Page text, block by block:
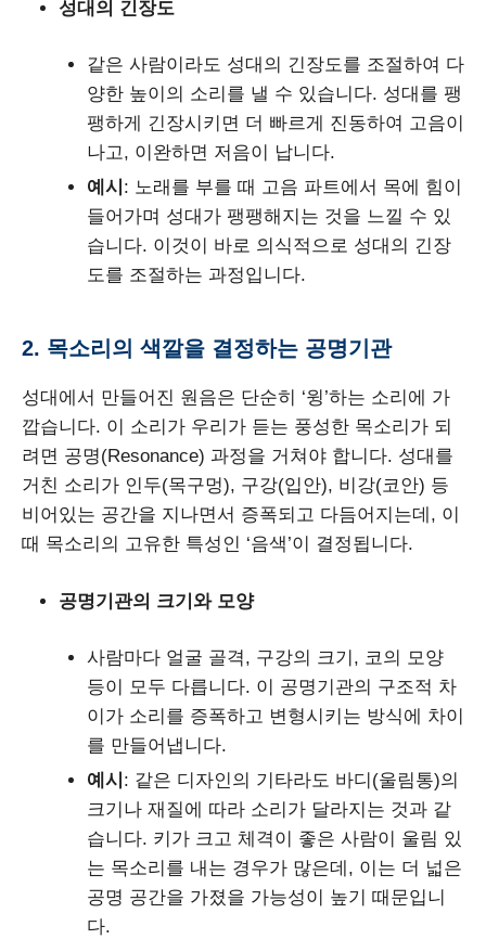
성대의 긴장도
같은 사람이라도 성대의 긴장도를 조절하여 다
양한 높이의 소리를 낼 수 있습니다. 성대를 팽
팽하게 긴장시키면 더 빠르게 진동하여 고음이
나고, 이완하면 저음이 납니다.
예시 : 노래를 부를 때 고음 파트에서 목에 힘이
들어가며 성대가 팽팽해지는 것을 느낄 수 있
습니다. 이것이 바로 의식적으로 성대의 긴장
도를 조절하는 과정입니다.
2. 목소리의 색깔을 결정하는 공명기관
성대에서 만들어진 원음은 단순히 ‘윙’하는 소리에 가
깝습니다. 이 소리가 우리가 듣는 풍성한 목소리가 되
려면 공명(Resonance) 과정을 거쳐야 합니다. 성대를
거친 소리가 인두(목구멍), 구강(입안), 비강(코안) 등
비어있는 공간을 지나면서 증폭되고 다듬어지는데, 이
때 목소리의 고유한 특성인 ‘음색’이 결정됩니다.
공명기관의 크기와 모양
사람마다 얼굴 골격, 구강의 크기, 코의 모양
등이 모두 다릅니다. 이 공명기관의 구조적 차
이가 소리를 증폭하고 변형시키는 방식에 차이
를 만들어냅니다.
예시 : 같은 디자인의 기타라도 바디(울림통)의
크기나 재질에 따라 소리가 달라지는 것과 같
습니다. 키가 크고 체격이 좋은 사람이 울림 있
는 목소리를 내는 경우가 많은데, 이는 더 넓은
공명 공간을 가졌을 가능성이 높기 때문입니
다.